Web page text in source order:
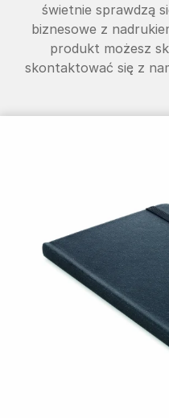
świetnie sprawdzą
biznesowe z
produkt możesz
skontaktować się z